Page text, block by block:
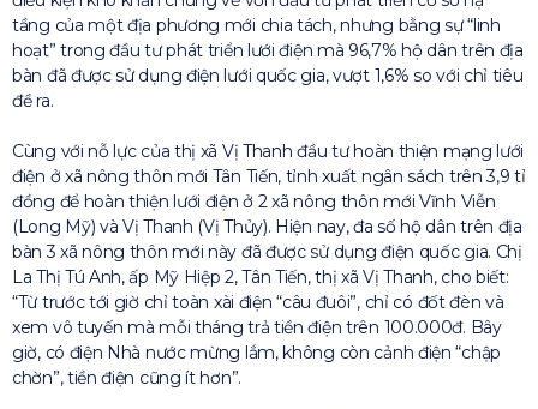
tầng của một địa phương mới chia tách, nhưng bằng sự “linh
hoạt” trong đầu tư phát triển lưới điện mà 96,7% hộ dân trên địa
bàn đã được sử dụng điện lưới quốc gia, vượt 1,6% so với chỉ tiêu
đề ra.
Cùng với nỗ lực của thị xã Vị Thanh đầu tư hoàn thiện mạng lưới
điện ở xã nông thôn mới Tân Tiến, tỉnh xuất ngân sách trên 3,9 tỉ
đồng để hoàn thiện lưới điện ở 2 xã nông thôn mới Vĩnh Viễn
(Long Mỹ) và Vị Thanh (Vị Thủy). Hiện nay, đa số hộ dân trên địa
bàn 3 xã nông thôn mới này đã được sử dụng điện quốc gia. Chị
La Thị Tú Anh, ấp Mỹ Hiệp 2, Tân Tiến, thị xã Vị Thanh, cho biết:
“Từ trước tới giờ chỉ toàn xài điện “câu đuôi”, chỉ có đốt đèn và
xem vô tuyến mà mỗi tháng trả tiền điện trên 100.000đ. Bây
giờ, có điện Nhà nước mừng lắm, không còn cảnh điện “chập
chờn”, tiền điện cũng ít hơn”.